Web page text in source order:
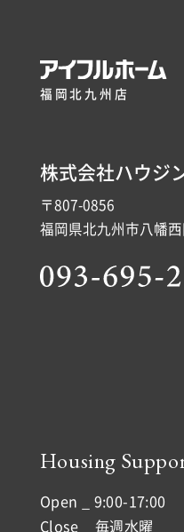
福岡北九州店
株式会社ハウジ
〒807-0856
福岡県北九州市八幡
Housing
Open _ 9:00-17:00
Close _ 毎週水曜